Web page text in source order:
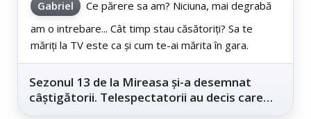
Gabriel
Ce părere sa am? Niciuna, mai degrabă
am o intrebare... Cât timp stau căsătoriți? Sa te
măriți la TV este ca și cum te-ai mărita în gara.
Sezonul 13 de la Mireasa și-a desemnat
câștigătorii. Telespectatorii au decis care